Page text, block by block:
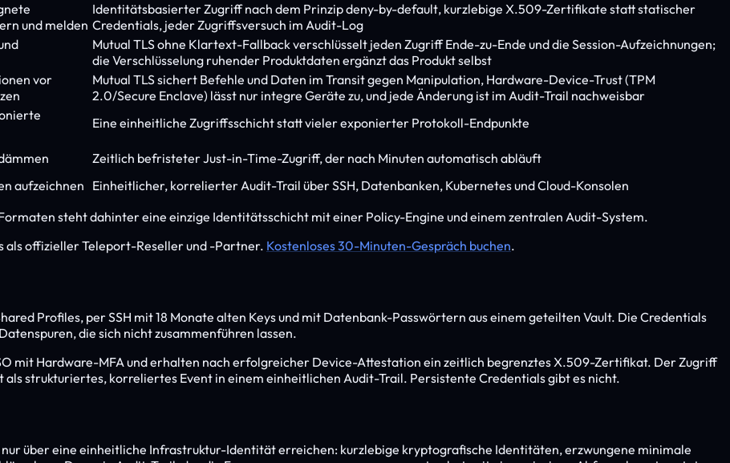
und melden
Identitätsbasierter Zugriff nach dem Prinzipdeny-by-default, kurzlebige X.509-Zertifikate statt statischer
Credentials, jeder Zugriffsversuch im Audit-Log
Mutual TLS ohne Klartext-Fallback verschlüsselt jeden Zugriff Ende-zu-Ende und die Session-Aufzeichnungen;
die Verschlüsselung ruhender Produktdaten ergänzt das Produkt selbst
vor
Mutual TLS sichert Befehle und Daten im Transit gegen Manipulation, Hardware-Device-Trust (TPM
2.0/Secure Enclave) lässt nur integre Geräte zu, und jede Änderung ist im Audit-Trail nachweisbar
Eine einheitliche Zugriffsschicht statt vieler exponierter Protokoll-Endpunkte
Zeitlich befristeter Just-in-Time-Zugriff, der nach Minuten automatisch abläuft
aufzeichnen Einheitlicher, korrelierter Audit-Trail über SSH, Datenbanken, Kubernetes und Cloud-Konsolen
steht dahinter eine einzige Identitätsschicht mit einer Policy-Engine und einem zentralen Audit-System.
als offizieller Teleport-Reseller und -Partner. Kostenloses 30-Minuten-Gespräch buchen.
Profiles, per SSH mit 18 Monate alten Keys und mit Datenbank-Passwörtern aus einem geteilten Vault. Die Credentials
die sich nicht zusammenführen lassen.
mit Hardware-MFA und erhalten nach erfolgreicher Device-Attestation ein zeitlich begrenztes X.509-Zertifikat. Der Zugriff
strukturiertes, korreliertes Event in einem einheitlichen Audit-Trail. Persistente Credentials gibt es nicht.
nur über eine einheitliche Infrastruktur-Identität erreichen: kurzlebige kryptografische Identitäten, erzwungene minimale